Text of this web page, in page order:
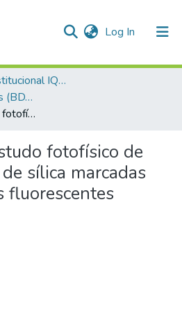
Log In (current)
Repositório Institucional IQSC
Teses e Dissertações (BDTD USP)
Preparação e estudo fotofísico de nanopartículas de sílica marcadas com compostos fluorescentes
fotofísico de
sílica marcadas
fluorescentes